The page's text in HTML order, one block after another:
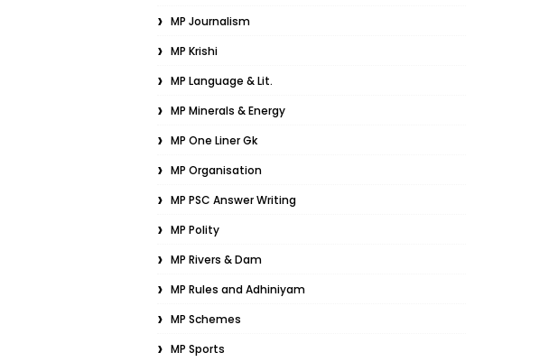
MP Journalism
MP Krishi
MP Language & Lit.
MP Minerals & Energy
MP One Liner Gk
MP Organisation
MP PSC Answer Writing
MP Polity
MP Rivers & Dam
MP Rules and Adhiniyam
MP Schemes
MP Sports